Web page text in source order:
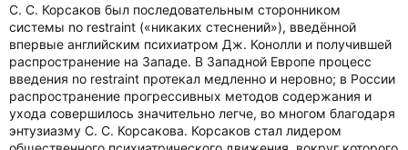
С. С. Корсаков был последовательным сторонником
системы no restraint («никаких стеснений»), введённой
впервые английским психиатром Дж. Конолли и получившей
распространение на Западе. В Западной Европе процесс
введения no restraint протекал медленно и неровно; в России
распространение прогрессивных методов содержания и
ухода совершилось значительно легче, во многом благодаря
энтузиазму С. С. Корсакова. Корсаков стал лидером